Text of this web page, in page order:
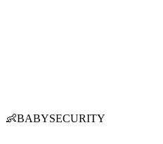
👶BABYSECURITY